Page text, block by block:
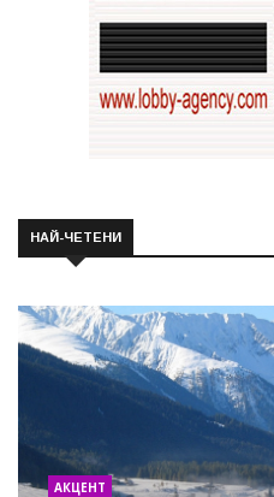
НАЙ-ЧЕТЕНИ
АКЦЕНТ